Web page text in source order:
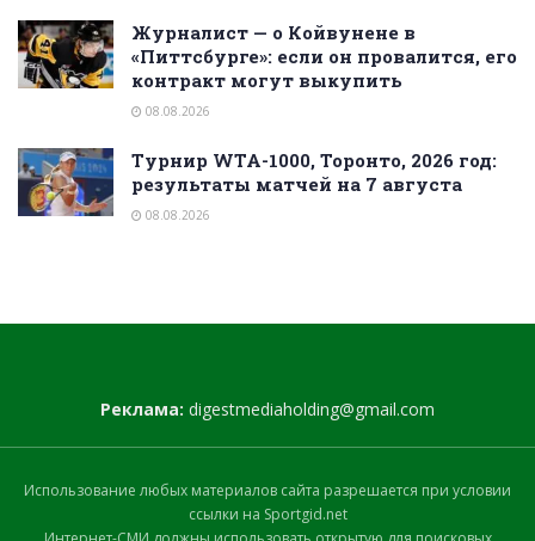
Журналист — о Койвунене в
«Питтсбурге»: если он провалится, его
контракт могут выкупить
08.08.2026
Турнир WTA-1000, Торонто, 2026 год:
результаты матчей на 7 августа
08.08.2026
Реклама: digestmediaholding@gmail.com
Использование любых материалов сайта разрешается при условии
ссылки на Sportgid.net